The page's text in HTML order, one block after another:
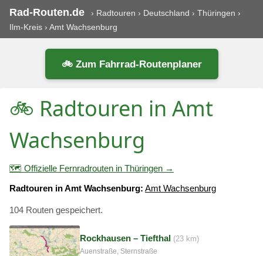
Rad-Routen.de › Radtouren › Deutschland › Thüringen ›
Ilm-Kreis › Amt Wachsenburg
🚲 Zum Fahrrad-Routenplaner
🚲 Radtouren in Amt
Wachsenburg
🗺️ Offizielle Fernradrouten in Thüringen →
Radtouren in Amt Wachsenburg: Amt Wachsenburg
104 Routen gespeichert.
Rockhausen – Tiefthal (23 km)
Auenstraße, Sternstraße